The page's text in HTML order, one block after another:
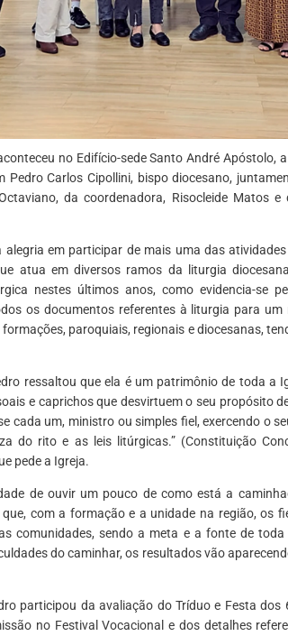
no Edifício-sede Santo André Apóstolo,
Pedro Carlos Cipollini, bispo diocesano,
da coordenadora, Risocleide Matos
alegria em participar de mais uma das
atua em diversos ramos da liturgia
nestes últimos anos, como evidencia-se
os documentos referentes à liturgia para
paroquiais, regionais e diocesanas,
ressaltou que ela é um patrimônio de toda a
e caprichos que desvirtuem o seu propósito
cada um, ministro ou simples fiel, exercendo o
do rito e as leis litúrgicas.” (Constituição
pede a Igreja.
de ouvir um pouco de como está a
com a formação e a unidade na região, os
comunidades, sendo a meta e a fonte de
do caminhar, os resultados vão
participou da avaliação do Tríduo e Festa dos
no Festival Vocacional e dos detalhes